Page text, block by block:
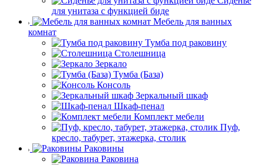
для унитаза с функцией биде
Мебель для ванных
комнат
Тумба под раковину
Столешница
Зеркало
Тумба (База)
Консоль
Зеркальный шкаф
Шкаф-пенал
Комплект мебели
Пуф,
кресло, табурет, этажерка, столик
Раковины
Раковина